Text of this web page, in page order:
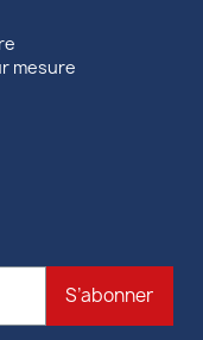
mesure
S’abonner